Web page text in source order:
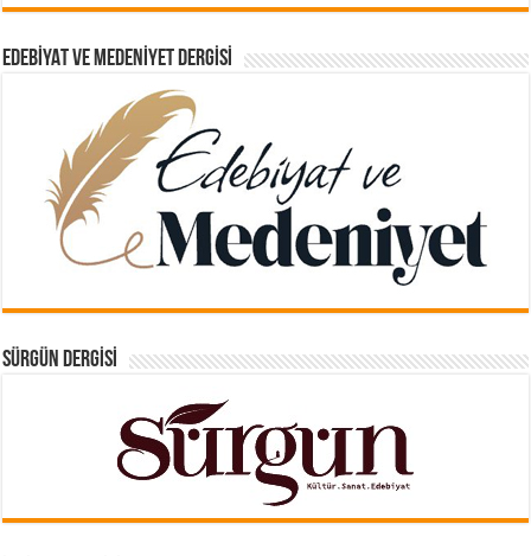
EDEBIYAT VE MEDENIYET DERGISI
SÜRGÜN DERGISI